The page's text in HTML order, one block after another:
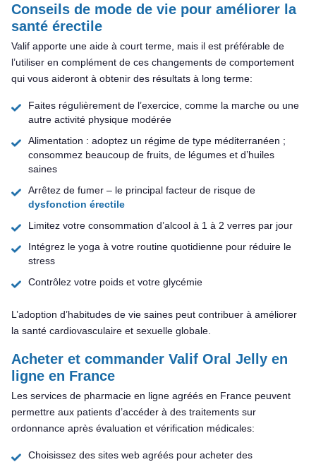
Conseils de mode de vie pour améliorer la
santé érectile
Valif apporte une aide à court terme, mais il est préférable de
l’utiliser en complément de ces changements de comportement
qui vous aideront à obtenir des résultats à long terme:
Faites régulièrement de l’exercice, comme la marche ou une
autre activité physique modérée
Alimentation : adoptez un régime de type méditerranéen ;
consommez beaucoup de fruits, de légumes et d’huiles
saines
Arrêtez de fumer – le principal facteur de risque de
dysfonction érectile
Limitez votre consommation d’alcool à 1 à 2 verres par jour
Intégrez le yoga à votre routine quotidienne pour réduire le
stress
Contrôlez votre poids et votre glycémie
L’adoption d’habitudes de vie saines peut contribuer à améliorer
la santé cardiovasculaire et sexuelle globale.
Acheter et commander Valif Oral Jelly en
ligne en France
Les services de pharmacie en ligne agréés en France peuvent
permettre aux patients d’accéder à des traitements sur
ordonnance après évaluation et vérification médicales:
Choisissez des sites web agréés pour acheter des